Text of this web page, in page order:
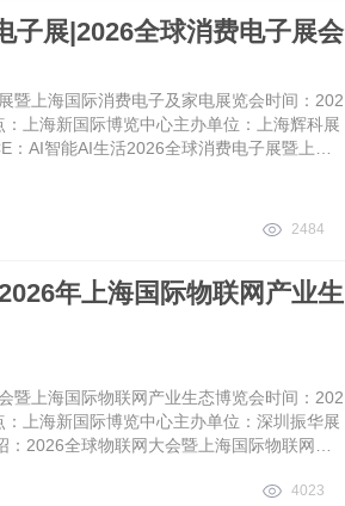
展馆项目直接叫停，一二线城市项目回款周期
。第二块骨牌：垫资暴雷展陈行业是典型
方拖欠尾款，乙方就必须垫付材料款和工人
业内头部企业应收账款占营收比普遍超
子展|2026全球消费电子展会
暨上海国际消费电子及家电展览会时间：202
上海新国际博览中心主办单位：上海辉科展
：AI智能AI生活2026全球消费电子展暨上海
2484
年上海国际物联网产业生
暨上海国际物联网产业生态博览会时间：202
上海新国际博览中心主办单位：深圳振华展
：2026全球物联网大会暨上海国际物联网产
，将于2026年12月
4023